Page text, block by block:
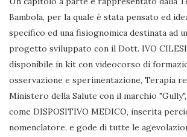
Bambola, per la quale è stata pensato ed
specifico ed una fisiognomica destinata ad
progetto sviluppato con il Dott. IVO
disponibile in kit con videocorso di
osservazione e sperimentazione, Terapia
Ministero della Salute con il marchio
come DISPOSITIVO MEDICO, inserita
nomenclatore, e gode di tutte le